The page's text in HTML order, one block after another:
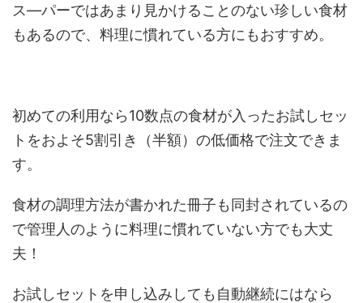
ス―パーではあまり見かけることのない珍しい食材
もあるので、料理に慣れている方にもおすすめ。
初めての利用なら10数点の食材が入ったお試しセッ
トをおよそ5割引き（半額）の低価格で注文できま
す。
食材の調理方法が書かれた冊子も同封されているの
で管理人のように料理に慣れていない方でも大丈
夫！
お試しセットを申し込みしても自動継続にはなら